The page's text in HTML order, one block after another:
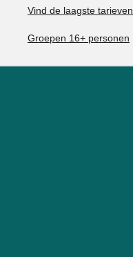
Vind de laagste tarieven
Groepen 16+ personen